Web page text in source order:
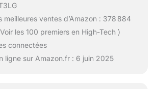
meilleures ventes d’Amazon : 378 884
les 100 premiers en High-Tech )
connectées
ligne sur Amazon.fr : 6 juin 2025